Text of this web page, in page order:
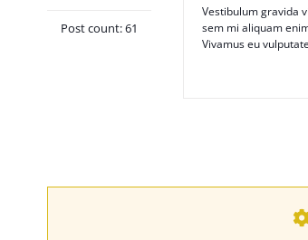
Post count: 61
Vestibulum gravida
sem mi aliquam
Vivamus eu